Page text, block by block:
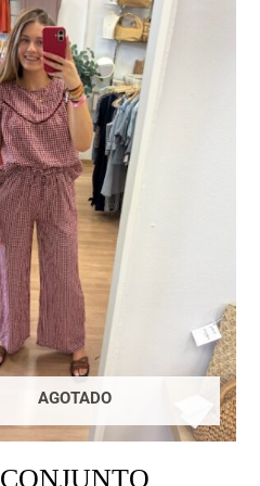
AGOTADO
CONJUNTO